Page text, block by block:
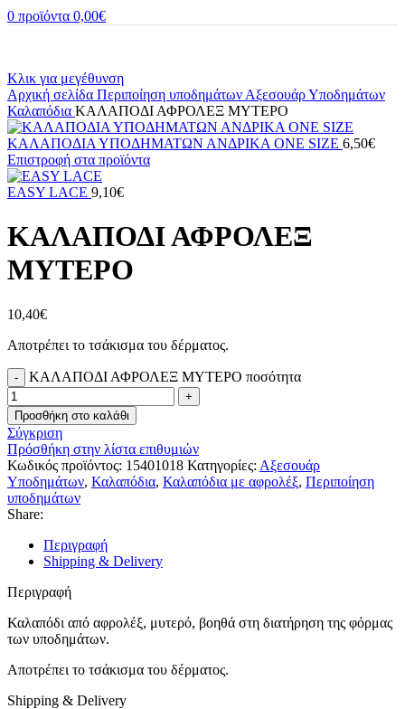
0 προϊόντα 0,00€
Κλικ για μεγέθυνση
Αρχική σελίδα Περιποίηση υποδημάτων Αξεσουάρ Υποδημάτων
Καλαπόδια ΚΑΛΑΠΟΔΙ ΑΦΡΟΛΕΞ ΜΥΤΕΡΟ
ΚΑΛΑΠΟΔΙΑ ΥΠΟΔΗΜΑΤΩΝ ΑΝΔΡΙΚΑ ONE SIZE 6,50€
Επιστροφή στα προϊόντα
EASY LACE 9,10€
ΚΑΛΑΠΟΔΙ ΑΦΡΟΛΕΞ
ΜΥΤΕΡΟ
10,40€
Αποτρέπει το τσάκισμα του δέρματος.
ΚΑΛΑΠΟΔΙ ΑΦΡΟΛΕΞ ΜΥΤΕΡΟ ποσότητα
Προσθήκη στο καλάθι
Σύγκριση
Πρόσθήκη στην λίστα επιθυμιών
Κωδικός προϊόντος: 15401018 Κατηγορίες: Αξεσουάρ
Υποδημάτων, Καλαπόδια, Καλαπόδια με αφρολέξ, Περιποίηση
υποδημάτων
Share:
Περιγραφή
Shipping & Delivery
Περιγραφή
Καλαπόδι από αφρολέξ, μυτερό, βοηθά στη διατήρηση της φόρμας
των υποδημάτων.
Αποτρέπει το τσάκισμα του δέρματος.
Shipping & Delivery